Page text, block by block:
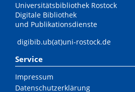
Universitätsbibliothek Rostock
Digitale Bibliothek
und Publikationsdienste
digibib.ub(at)uni-rostock.de
Service
Impressum
Datenschutzerklärung